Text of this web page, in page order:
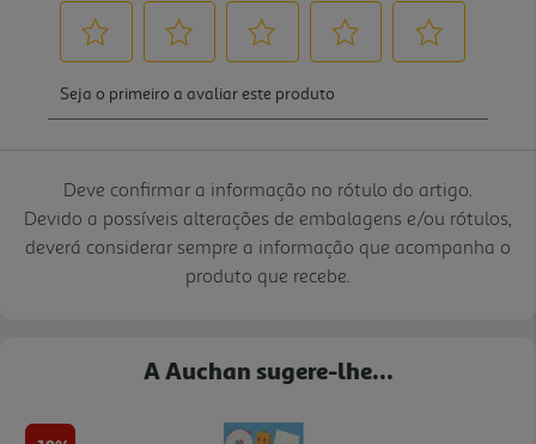
Deve confirmar a informação no rótulo do artigo.
Devido a possíveis alterações de embalagens e/ou rótulos,
deverá considerar sempre a informação que acompanha o
produto que recebe.
A Auchan sugere-lhe...